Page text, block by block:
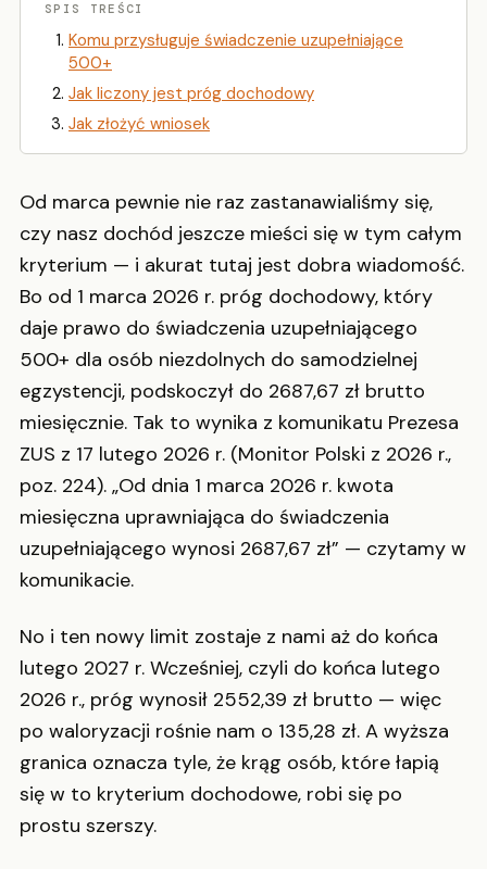
SPIS TREŚCI
Komu przysługuje świadczenie uzupełniające
500+
Jak liczony jest próg dochodowy
Jak złożyć wniosek
Od marca pewnie nie raz zastanawialiśmy się,
czy nasz dochód jeszcze mieści się w tym całym
kryterium — i akurat tutaj jest dobra wiadomość.
Bo od 1 marca 2026 r. próg dochodowy, który
daje prawo do świadczenia uzupełniającego
500+ dla osób niezdolnych do samodzielnej
egzystencji, podskoczył do 2687,67 zł brutto
miesięcznie. Tak to wynika z komunikatu Prezesa
ZUS z 17 lutego 2026 r. (Monitor Polski z 2026 r.,
poz. 224). „Od dnia 1 marca 2026 r. kwota
miesięczna uprawniająca do świadczenia
uzupełniającego wynosi 2687,67 zł” — czytamy w
komunikacie.
No i ten nowy limit zostaje z nami aż do końca
lutego 2027 r. Wcześniej, czyli do końca lutego
2026 r., próg wynosił 2552,39 zł brutto — więc
po waloryzacji rośnie nam o 135,28 zł. A wyższa
granica oznacza tyle, że krąg osób, które łapią
się w to kryterium dochodowe, robi się po
prostu szerszy.